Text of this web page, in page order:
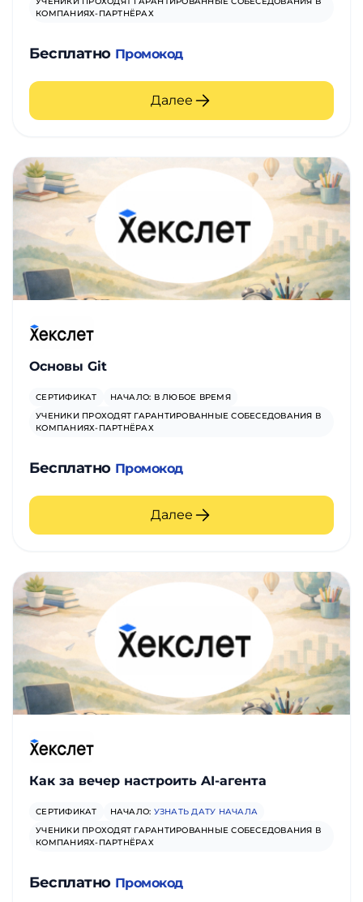
КОМПАНИЯХ-ПАРТНЁРАХ
Бесплатно Промокод
Далее
Основы Git
СЕРТИФИКАТ
НАЧАЛО: В ЛЮБОЕ ВРЕМЯ
УЧЕНИКИ ПРОХОДЯТ ГАРАНТИРОВАННЫЕ СОБЕСЕДОВАНИЯ В
КОМПАНИЯХ-ПАРТНЁРАХ
Бесплатно Промокод
Далее
Как за вечер настроить AI-агента
СЕРТИФИКАТ НАЧАЛО: УЗНАТЬ ДАТУ НАЧАЛА
УЧЕНИКИ ПРОХОДЯТ ГАРАНТИРОВАННЫЕ СОБЕСЕДОВАНИЯ В
КОМПАНИЯХ-ПАРТНЁРАХ
Бесплатно Промокод